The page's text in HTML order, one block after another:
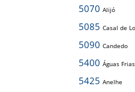
5070 Alijó
5085 Casal de
5090 Candedo
5400 Águas Frias
5425 Anelhe